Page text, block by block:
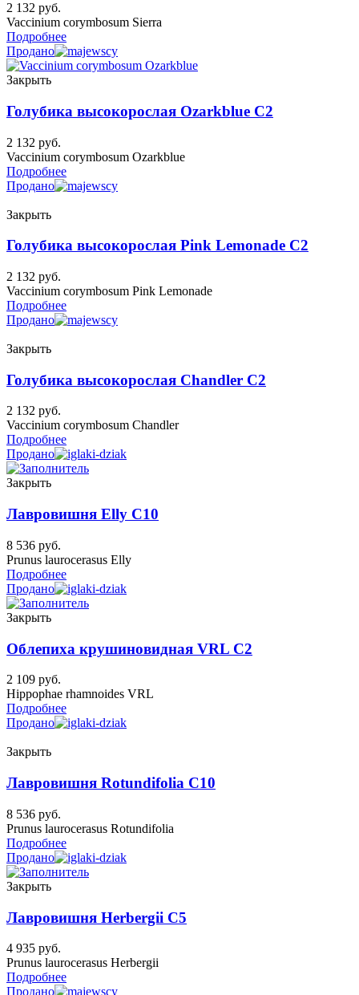
2 132 руб.
Vaccinium corymbosum Sierra
Подробнее
Продано
Закрыть
Голубика высокорослая Ozarkblue C2
2 132 руб.
Vaccinium corymbosum Ozarkblue
Подробнее
Продано
Закрыть
Голубика высокорослая Pink Lemonade C2
2 132 руб.
Vaccinium corymbosum Pink Lemonade
Подробнее
Продано
Закрыть
Голубика высокорослая Chandler C2
2 132 руб.
Vaccinium corymbosum Chandler
Подробнее
Продано
Закрыть
Лавровишня Elly C10
8 536 руб.
Prunus laurocerasus Elly
Подробнее
Продано
Закрыть
Облепиха крушиновидная VRL C2
2 109 руб.
Hippophae rhamnoides VRL
Подробнее
Продано
Закрыть
Лавровишня Rotundifolia C10
8 536 руб.
Prunus laurocerasus Rotundifolia
Подробнее
Продано
Закрыть
Лавровишня Herbergii C5
4 935 руб.
Prunus laurocerasus Herbergii
Подробнее
Продано